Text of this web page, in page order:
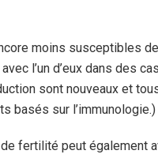
moins susceptibles
l’un d’eux dans des
sont nouveaux et
basés sur l’immunologie.)
fertilité peut également